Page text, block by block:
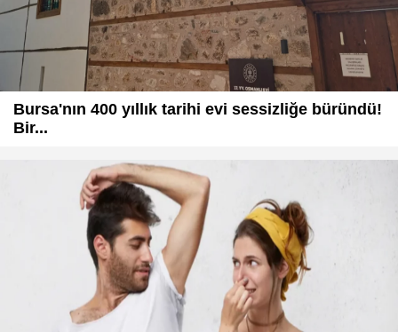
Bursa'nın 400 yıllık tarihi evi sessizliğe büründü!
Bir...